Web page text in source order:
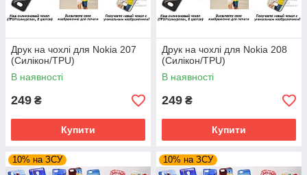
Друк на чохлі для Nokia 207
(Силікон/TPU)
В наявності
249 ₴
Купити
Друк на чохлі для Nokia 208
(Силікон/TPU)
В наявності
249 ₴
Купити
10% на ЗСУ 10% на ЗСУ